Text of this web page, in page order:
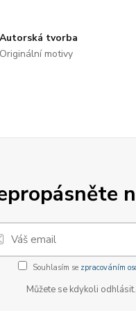
tvorba
motivy
Souhlasím se zpracováním
Můžete se kdykoli